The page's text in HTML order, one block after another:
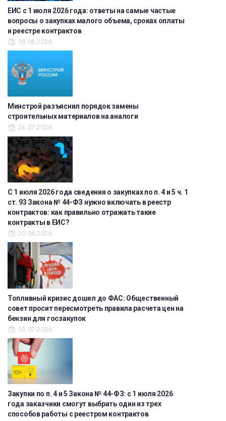
ЕИС с 1 июля 2026 года: ответы на самые частые
вопросы о закупках малого объема, сроках оплаты
и реестре контрактов
30.06.2026
Минстрой разъяснил порядок замены
строительных материалов на аналоги
24.07.2026
С 1 июля 2026 года сведения о закупках по п. 4 и 5 ч. 1
ст. 93 Закона № 44-ФЗ нужно включать в реестр
контрактов: как правильно отражать такие
контракты в ЕИС?
20.06.2026
Топливный кризис дошел до ФАС: Общественный
совет просит пересмотреть правила расчета цен на
бензин для госзакупок
03.07.2026
Закупки по п. 4 и 5 Закона № 44-ФЗ: с 1 июля 2026
года заказчики смогут выбрать один из трех
способов работы с реестром контрактов